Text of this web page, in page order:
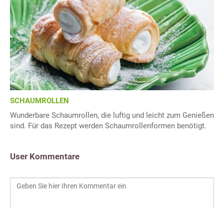
SCHAUMROLLEN
Wunderbare Schaumrollen, die luftig und leicht zum Genießen
sind. Für das Rezept werden Schaumrollenformen benötigt.
User Kommentare